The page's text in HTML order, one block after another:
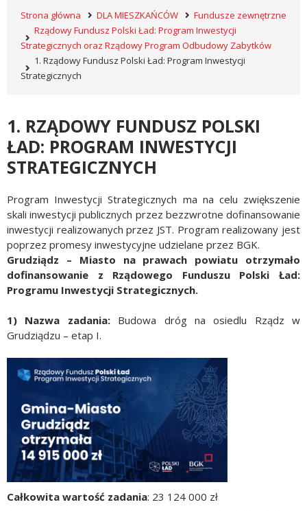
Strona główna DLA MIESZKAŃCÓW
Fundusze zewnętrzne
Rządowy Fundusz Polski Ład: Program Inwestycji
Strategicznych oraz Rządowy Program Odbudowy Zabytków
1. Rządowy Fundusz Polski Ład: Program Inwestycji
Strategicznych
1. RZĄDOWY FUNDUSZ POLSKI
ŁAD: PROGRAM INWESTYCJI
STRATEGICZNYCH
Program Inwestycji Strategicznych ma na celu zwiększenie
skali inwestycji publicznych przez bezzwrotne dofinansowanie
inwestycji realizowanych przez JST. Program realizowany jest
poprzez promesy inwestycyjne udzielane przez BGK.
Grudziądz – Miasto na prawach powiatu otrzymało
dofinansowanie z Rządowego Funduszu Polski Ład:
Programu Inwestycji Strategicznych.
1) Nazwa zadania:Budowa dróg na osiedlu Rządz w
Grudziądzu – etap I.
Całkowita wartość zadania: 23 124 000 zł